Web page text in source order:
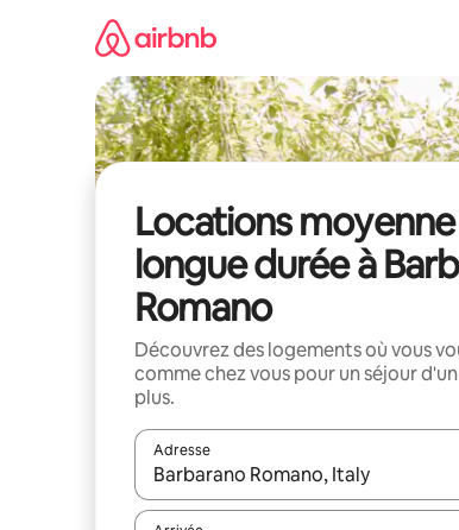
Locations
longue durée à
Romano
Découvrez des logements où vous
comme chez vous pour un séjour
plus.
Adresse
Lorsque les résultats s'affichent,